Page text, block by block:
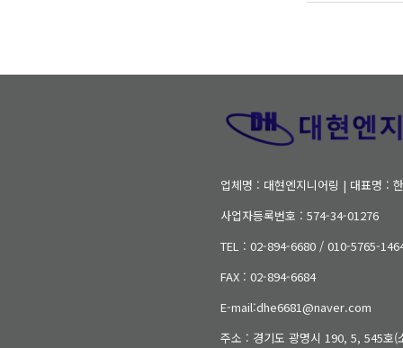
업체명 : 대현엔지니어링 | 대표명 :
사업자등록번호 : 574-34-01276
TEL : 02-894-6680 / 010-5765-
FAX : 02-894-6684
E-mail:dhe6681@naver.com
주소 : 경기도 광명시 190, 5, 545호(